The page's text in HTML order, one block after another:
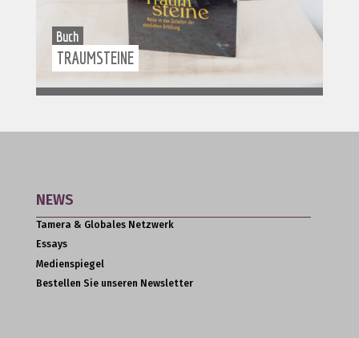
Buch
TRAUMSTEINE
NEWS
Tamera & Globales Netzwerk
Essays
Medienspiegel
Bestellen Sie unseren Newsletter